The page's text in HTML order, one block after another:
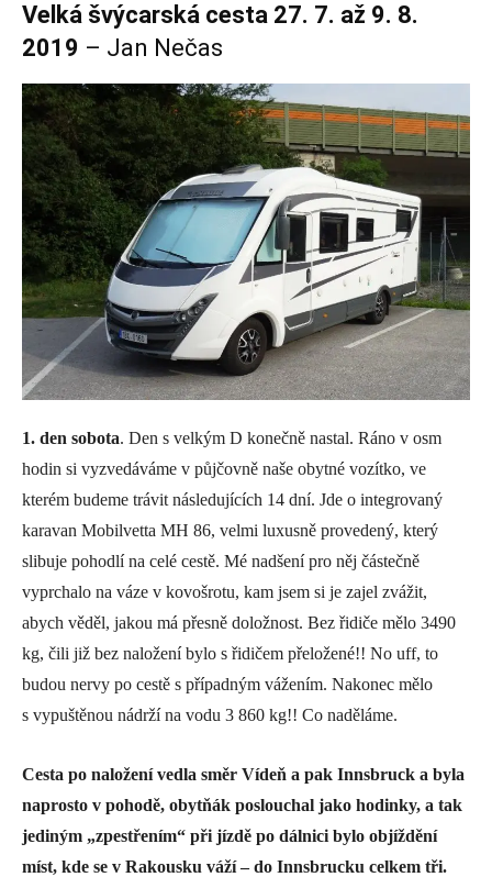
Velká švýcarská cesta 27. 7. až 9. 8.
2019 – Jan Nečas
1. den sobota. Den s velkým D konečně nastal. Ráno v osm
hodin si vyzvedáváme v půjčovně naše obytné vozítko, ve
kterém budeme trávit následujících 14 dní. Jde o integrovaný
karavan Mobilvetta MH 86, velmi luxusně provedený, který
slibuje pohodlí na celé cestě. Mé nadšení pro něj částečně
vyprchalo na váze v kovošrotu, kam jsem si je zajel zvážit,
abych věděl, jakou má přesně doložnost. Bez řidiče mělo 3490
kg, čili již bez naložení bylo s řidičem přeložené!! No uff, to
budou nervy po cestě s případným vážením. Nakonec mělo
s vypuštěnou nádrží na vodu 3 860 kg!! Co naděláme.
Cesta po naložení vedla směr Vídeň a pak Innsbruck a byla
naprosto v pohodě, obytňák poslouchal jako hodinky, a tak
jediným „zpestřením“ při jízdě po dálnici bylo objíždění
míst, kde se v Rakousku váží – do Innsbrucku celkem tři.